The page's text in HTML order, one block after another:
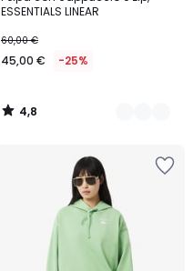
ESSENTIALS LINEAR
60,00 €
45,00 € -25%
4,8
/